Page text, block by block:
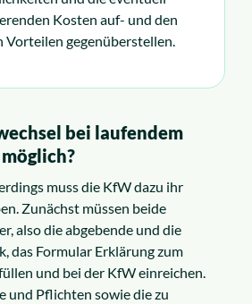
Kosten auf- und den
Vorteilen gegenüberstellen.
bei laufendem
muss die KfW dazu ihr
Zunächst müssen beide
also die abgebende und die
das Formular Erklärung zum
und bei der KfW einreichen.
und Pflichten sowie die zu